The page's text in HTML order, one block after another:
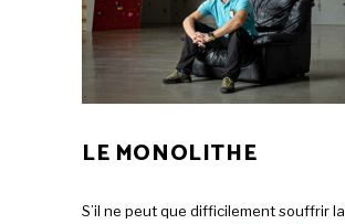
LE MONOLITHE
S’il ne peut que difficilement souffrir la